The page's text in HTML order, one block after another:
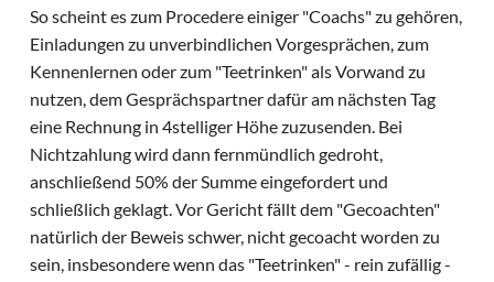
So scheint es zum Procedere einiger "Coachs" zu gehören,
Einladungen zu unverbindlichen Vorgesprächen, zum
Kennenlernen oder zum "Teetrinken" als Vorwand zu
nutzen, dem Gesprächspartner dafür am nächsten Tag
eine Rechnung in 4stelliger Höhe zuzusenden. Bei
Nichtzahlung wird dann fernmündlich gedroht,
anschließend 50% der Summe eingefordert und
schließlich geklagt. Vor Gericht fällt dem "Gecoachten"
natürlich der Beweis schwer, nicht gecoacht worden zu
sein, insbesondere wenn das "Teetrinken" - rein zufällig -